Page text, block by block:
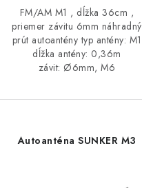
FM/AM M1 , dĺžka 36cm ,
priemer závitu 6mm náhradný
prút autoantény typ antény: M1
dĺžka antény: 0,36m
závit: Ø6mm, M6
Autoanténa SUNKER M3